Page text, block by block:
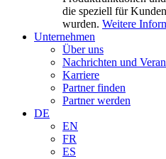
die speziell für
wurden. Weitere
Unternehmen
Über uns
Nachrichten und
Karriere
Partner finden
Partner werden
DE
EN
FR
ES